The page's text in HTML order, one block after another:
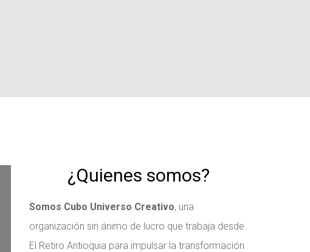
¿Quienes somos?
Somos Cubo Universo Creativo, una
organización sin ánimo de lucro que trabaja desde
El Retiro Antioquia para impulsar la transformación